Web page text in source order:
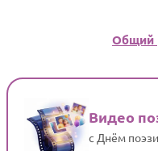
Общий
Видео
с Днём